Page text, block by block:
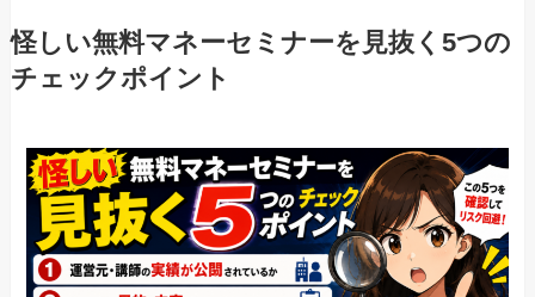
怪しい無料マネーセミナーを見抜く5つの
チェックポイント